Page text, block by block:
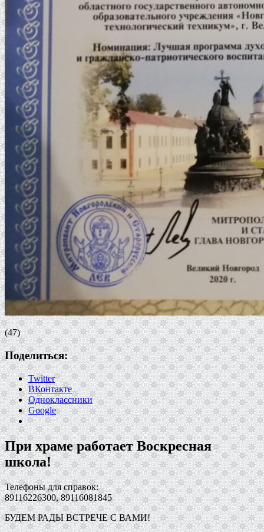
(47)
Поделиться:
Twitter
ВКонтакте
Одноклассники
Google
При храме работает Воскресная
школа!
Телефоны для справок:
89116226300, 89116081845
БУДЕМ РАДЫ ВСТРЕЧЕ С ВАМИ!